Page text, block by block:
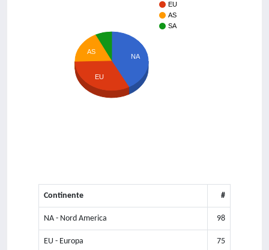
EU
AS
SA
NA
AS
EU
Continente #
NA - Nord America 98
EU - Europa 75